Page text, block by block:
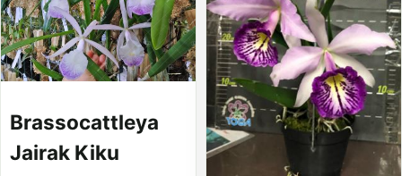
Brassocattleya
Jairak Kiku